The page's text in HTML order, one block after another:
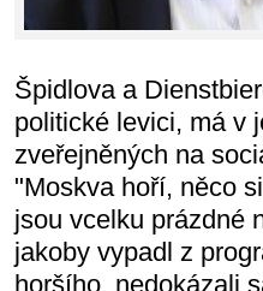
Špidlova a
politické levici, má v
zveřejněných na
"Moskva hoří, něco
jsou vcelku prázdné
jakoby vypadl z
horšího, nedokázali